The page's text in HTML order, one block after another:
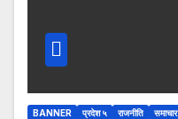
BANNER प्रदेश ५ राजनीति समाचार